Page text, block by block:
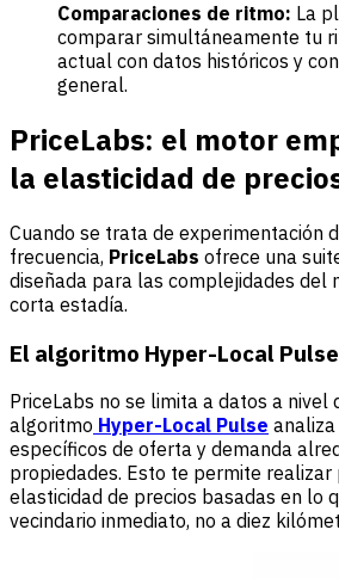
Comparaciones de ritmo: La
comparar simultáneamente tu
actual con datos históricos y
general.
PriceLabs: el motor
la elasticidad de
Cuando se trata de experimentación
frecuencia, PriceLabs ofrece una
diseñada para las complejidades del
corta estadía.
El algoritmo Hyper-Local Pulse
PriceLabs no se limita a datos a nivel
algoritmo Hyper-Local Pulse
específicos de oferta y demanda
propiedades. Esto te permite realizar
elasticidad de precios basadas en lo
vecindario inmediato, no a diez